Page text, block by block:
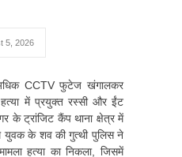
5, 2026
CCTV फुटेज खंगालकर
हत्या में प्रयुक्त रस्सी और ईंट
के ट्रांजिट कैंप थाना क्षेत्र में
युवक के शव की गुत्थी पुलिस ने
हत्या का निकला, जिसमें